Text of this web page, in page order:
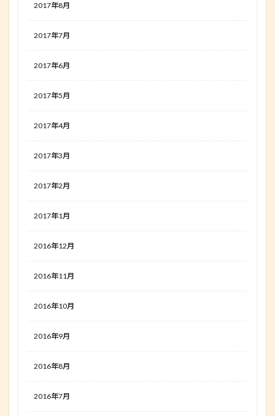
2017年8月
2017年7月
2017年6月
2017年5月
2017年4月
2017年3月
2017年2月
2017年1月
2016年12月
2016年11月
2016年10月
2016年9月
2016年8月
2016年7月